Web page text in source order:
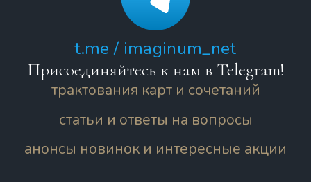
t.me / imaginum_net
Присоединяйтесь к нам в Telegram!
трактования карт и сочетаний
статьи и ответы на вопросы
анонсы новинок и интересные акции